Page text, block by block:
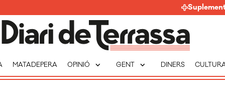
MATADEPERA OPINIÓ expand_more GENT expand_more DINERS